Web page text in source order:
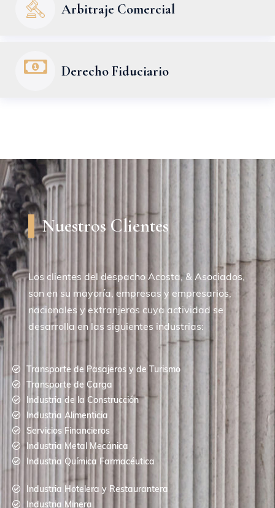
Arbitraje Comercial
Derecho Fiduciario
Nuestros Clientes
Los clientes del despacho Acosta, & Asociados,
son en su mayoría, empresas y empresarios,
nacionales y extranjeros cuya actividad se
desarrolla en las siguientes industrias:
Transporte de Pasajeros y de Turismo
Transporte de Carga
Industria de la Construcción
Industria Alimenticia
Servicios Financieros
Industria Metal Mecánica
Industria Química Farmacéutica
Industria Hotelera y Restaurantera
Industria Minera